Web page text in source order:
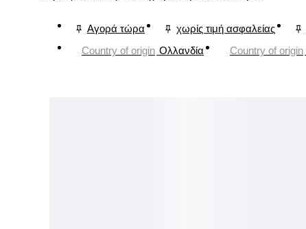
Αγορά τώρα χωρίς τιμή ασφαλείας
Country of origin Ολλανδία Country of origin